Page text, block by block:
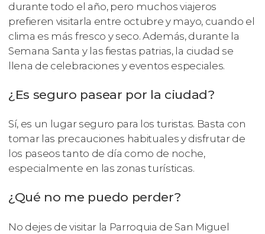
durante todo el año, pero muchos viajeros
prefieren visitarla entre octubre y mayo, cuando el
clima es más fresco y seco. Además, durante la
Semana Santa y las fiestas patrias, la ciudad se
llena de celebraciones y eventos especiales.
¿Es seguro pasear por la ciudad?
Sí, es un lugar seguro para los turistas. Basta con
tomar las precauciones habituales y disfrutar de
los paseos tanto de día como de noche,
especialmente en las zonas turísticas.
¿Qué no me puedo perder?
No dejes de visitar la Parroquia de San Miguel